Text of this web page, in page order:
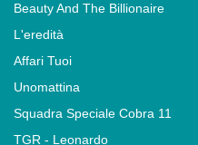
Beauty And The Billionaire
L'eredità
Affari Tuoi
Unomattina
Squadra Speciale Cobra 11
TGR - Leonardo